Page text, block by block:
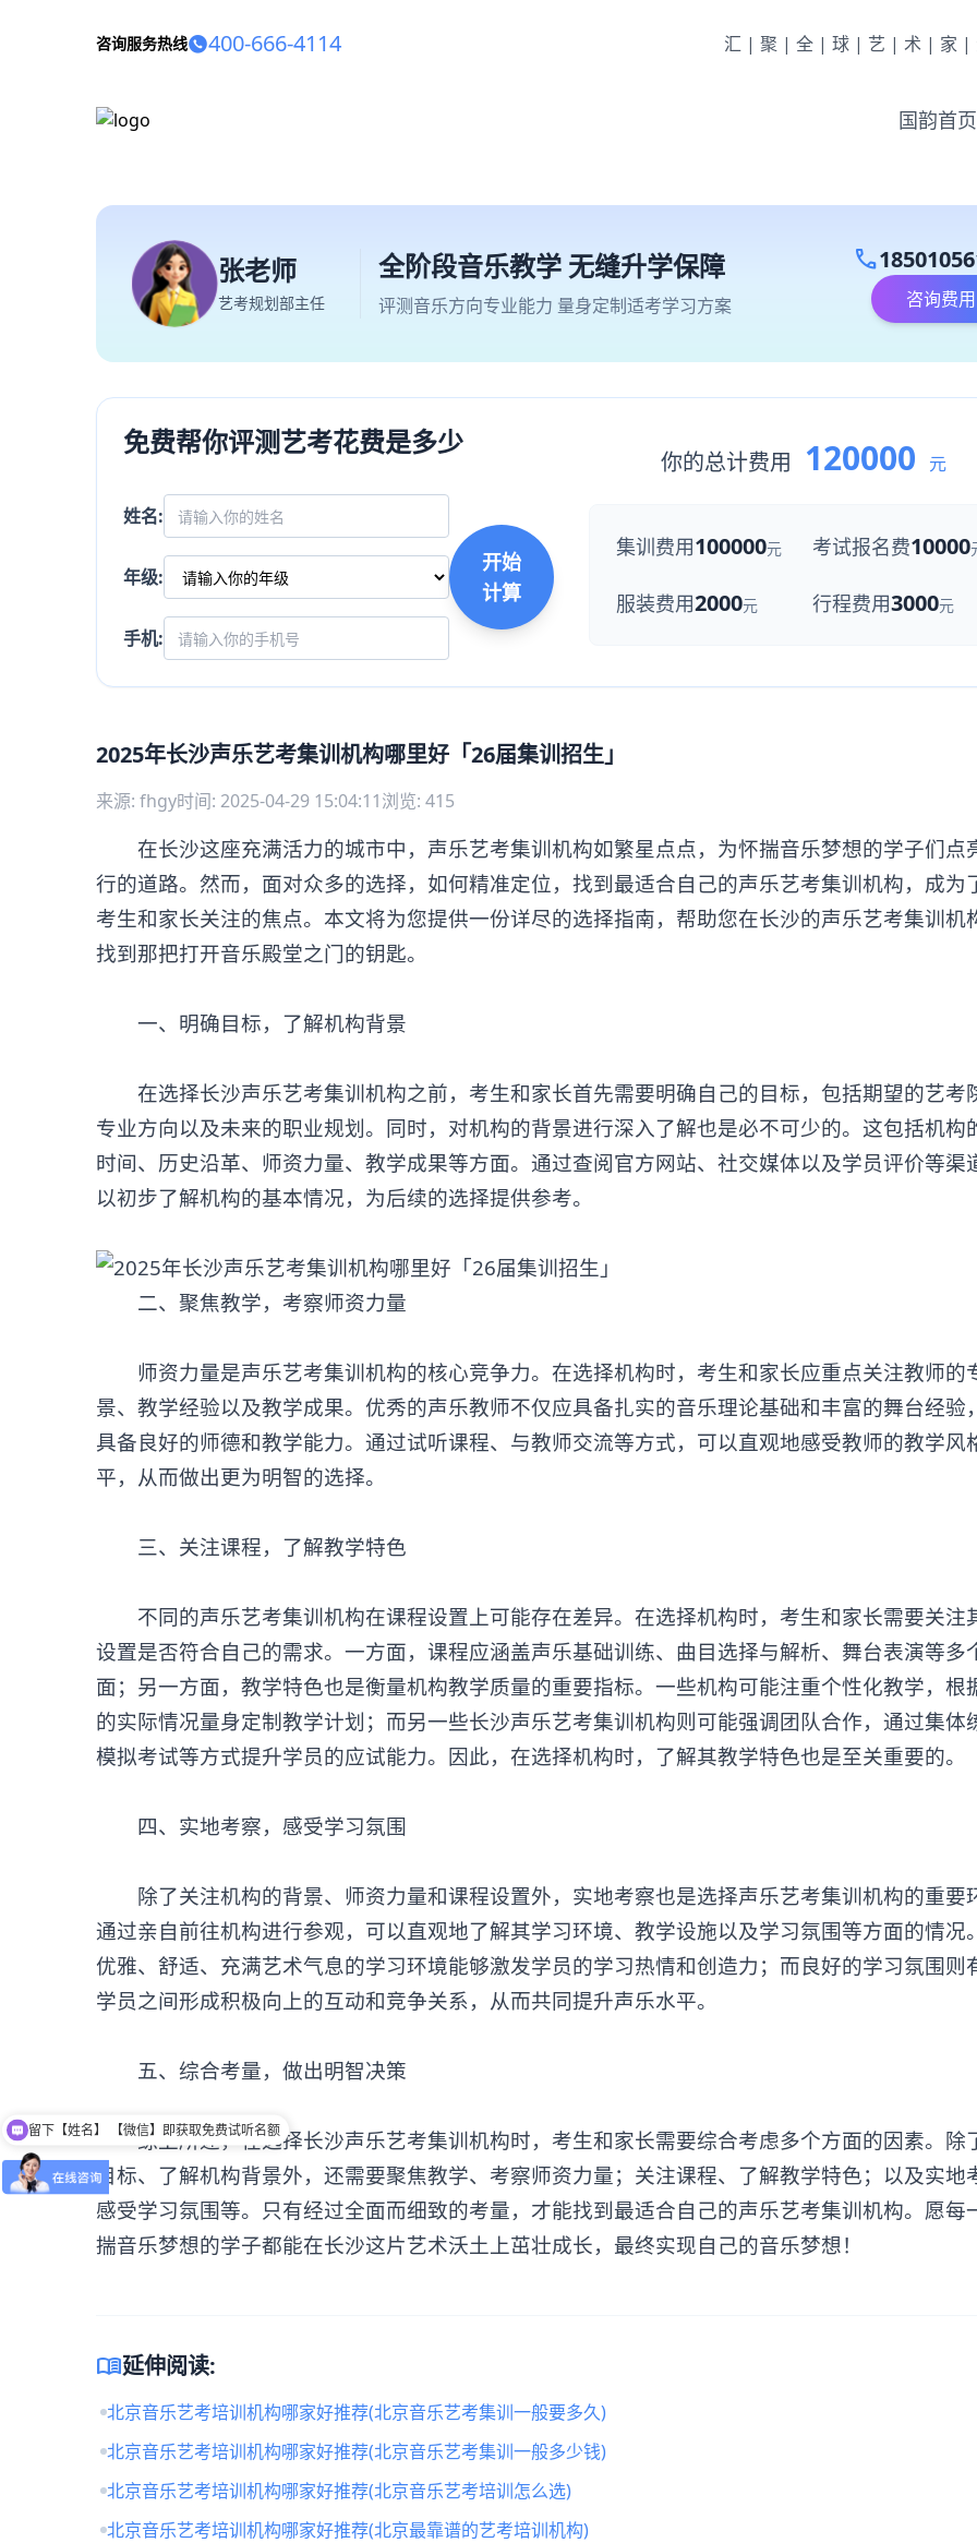
咨询服务热线 400-666-4114 汇|聚|全|球|艺|术|家|
国韵首页
张老师
艺考规划部主任
全阶段音乐教学 无缝升学保障
评测音乐方向专业能力 量身定制适考学习方案
call
咨询费用
免费帮你评测艺考花费是多少
姓名:
年级:
手机:
开始
计算
你的总计费用 120000 元
集训费用100000元 考试报名费10000
服装费用2000元 行程费用3000元
2025年长沙声乐艺考集训机构哪里好「26届集训招生」
来源: fhgy时间: 2025-04-29 15:04:11浏览: 415
在长沙这座充满活力的城市中，声乐艺考集训机构如繁星点点，为怀揣音乐梦想的学子们点
行的道路。然而，面对众多的选择，如何精准定位，找到最适合自己的声乐艺考集训机构，成为
考生和家长关注的焦点。本文将为您提供一份详尽的选择指南，帮助您在长沙的声乐艺考集训机
找到那把打开音乐殿堂之门的钥匙。
‌一、明确目标，了解机构背景‌
在选择长沙声乐艺考集训机构之前，考生和家长首先需要明确自己的目标，包括期望的艺考
专业方向以及未来的职业规划。同时，对机构的背景进行深入了解也是必不可少的。这包括机构
时间、历史沿革、师资力量、教学成果等方面。通过查阅官方网站、社交媒体以及学员评价等渠
以初步了解机构的基本情况，为后续的选择提供参考。
‌二、聚焦教学，考察师资力量‌
师资力量是声乐艺考集训机构的核心竞争力。在选择机构时，考生和家长应重点关注教师的
景、教学经验以及教学成果。优秀的声乐教师不仅应具备扎实的音乐理论基础和丰富的舞台经验
具备良好的师德和教学能力。通过试听课程、与教师交流等方式，可以直观地感受教师的教学风
平，从而做出更为明智的选择。
‌三、关注课程，了解教学特色‌
不同的声乐艺考集训机构在课程设置上可能存在差异。在选择机构时，考生和家长需要关注
设置是否符合自己的需求。一方面，课程应涵盖声乐基础训练、曲目选择与解析、舞台表演等多
面；另一方面，教学特色也是衡量机构教学质量的重要指标。一些机构可能注重个性化教学，根
的实际情况量身定制教学计划；而另一些长沙声乐艺考集训机构则可能强调团队合作，通过集体
模拟考试等方式提升学员的应试能力。因此，在选择机构时，了解其教学特色也是至关重要的。
‌四、实地考察，感受学习氛围‌
除了关注机构的背景、师资力量和课程设置外，实地考察也是选择声乐艺考集训机构的重要
通过亲自前往机构进行参观，可以直观地了解其学习环境、教学设施以及学习氛围等方面的情况
优雅、舒适、充满艺术气息的学习环境能够激发学员的学习热情和创造力；而良好的学习氛围则
学员之间形成积极向上的互动和竞争关系，从而共同提升声乐水平。
‌五、综合考量，做出明智决策‌
综上所述，在选择长沙声乐艺考集训机构时，考生和家长需要综合考虑多个方面的因素。除
目标、了解机构背景外，还需要聚焦教学、考察师资力量；关注课程、了解教学特色；以及实地
感受学习氛围等。只有经过全面而细致的考量，才能找到最适合自己的声乐艺考集训机构。愿每
揣音乐梦想的学子都能在长沙这片艺术沃土上茁壮成长，最终实现自己的音乐梦想！
menu_book延伸阅读:
北京音乐艺考培训机构哪家好推荐(北京音乐艺考集训一般要多久)
北京音乐艺考培训机构哪家好推荐(北京音乐艺考集训一般多少钱)
北京音乐艺考培训机构哪家好推荐(北京音乐艺考培训怎么选)
北京音乐艺考培训机构哪家好推荐(北京最靠谱的艺考培训机构)
留下【姓名】 【微信】即获取免费试听名额